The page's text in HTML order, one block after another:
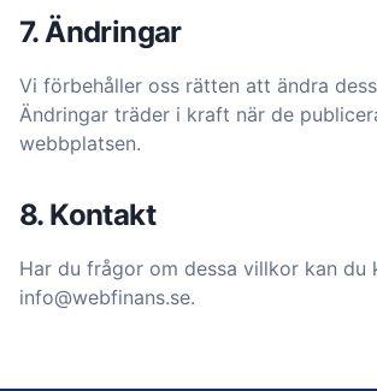
7. Ändringar
Vi förbehåller oss rätten att ändra
Ändringar träder i kraft när de
webbplatsen.
8. Kontakt
Har du frågor om dessa villkor kan du
info@webfinans.se.